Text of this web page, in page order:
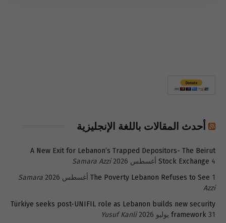
أحدث المقالات باللغة الإنجليزية
A New Exit for Lebanon’s Trapped Depositors- The Beirut
Stock Exchange 4 أغسطس 2026
Samara Azzi
The Poverty Lebanon Refuses to See 1 أغسطس 2026
Samara
Azzi
Türkiye seeks post-UNIFIL role as Lebanon builds new security
framework 31 يوليو 2026
Yusuf Kanli